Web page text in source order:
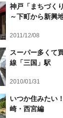
神戸「まちづく
～下町から新興
2011/12/08
スーパー多くて
線「三国」駅
2010/01/31
いつか住みたい
崎・西宮編